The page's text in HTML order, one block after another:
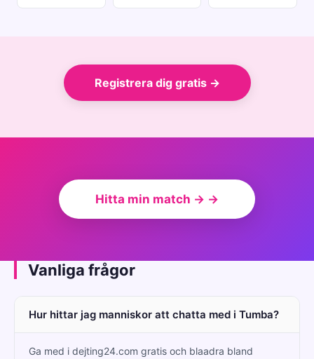
Registrera dig gratis →
Hitta min match → →
Vanliga frågor
Hur hittar jag manniskor att chatta med i Tumba?
Ga med i dejting24.com gratis och blaadra bland